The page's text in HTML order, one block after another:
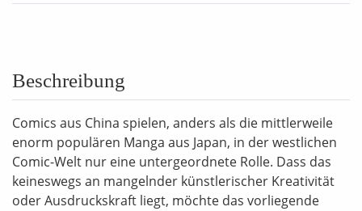
Beschreibung
Comics aus China spielen, anders als die mittlerweile
enorm populären Manga aus Japan, in der westlichen
Comic-Welt nur eine untergeordnete Rolle. Dass das
keineswegs an mangelnder künstlerischer Kreativität
oder Ausdruckskraft liegt, möchte das vorliegende